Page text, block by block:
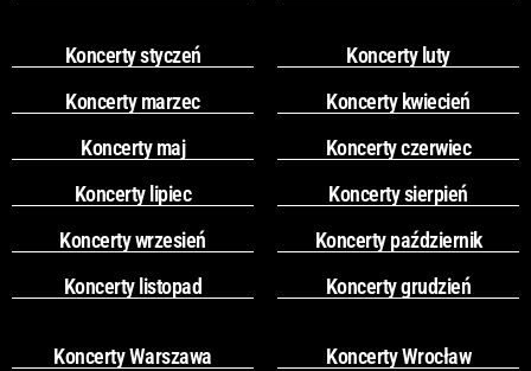
Koncerty styczeń
Koncerty luty
Koncerty marzec
Koncerty kwiecień
Koncerty maj
Koncerty czerwiec
Koncerty lipiec
Koncerty sierpień
Koncerty wrzesień
Koncerty październik
Koncerty listopad
Koncerty grudzień
Koncerty Warszawa Koncerty Wrocław